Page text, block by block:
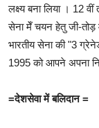
लक्ष्य बना लिया । 12
सेना मेँ चयन हेतु जी-
भारतीय सेना की "3
1995 को आपने अपना
=देशसेवा में बलिदान=